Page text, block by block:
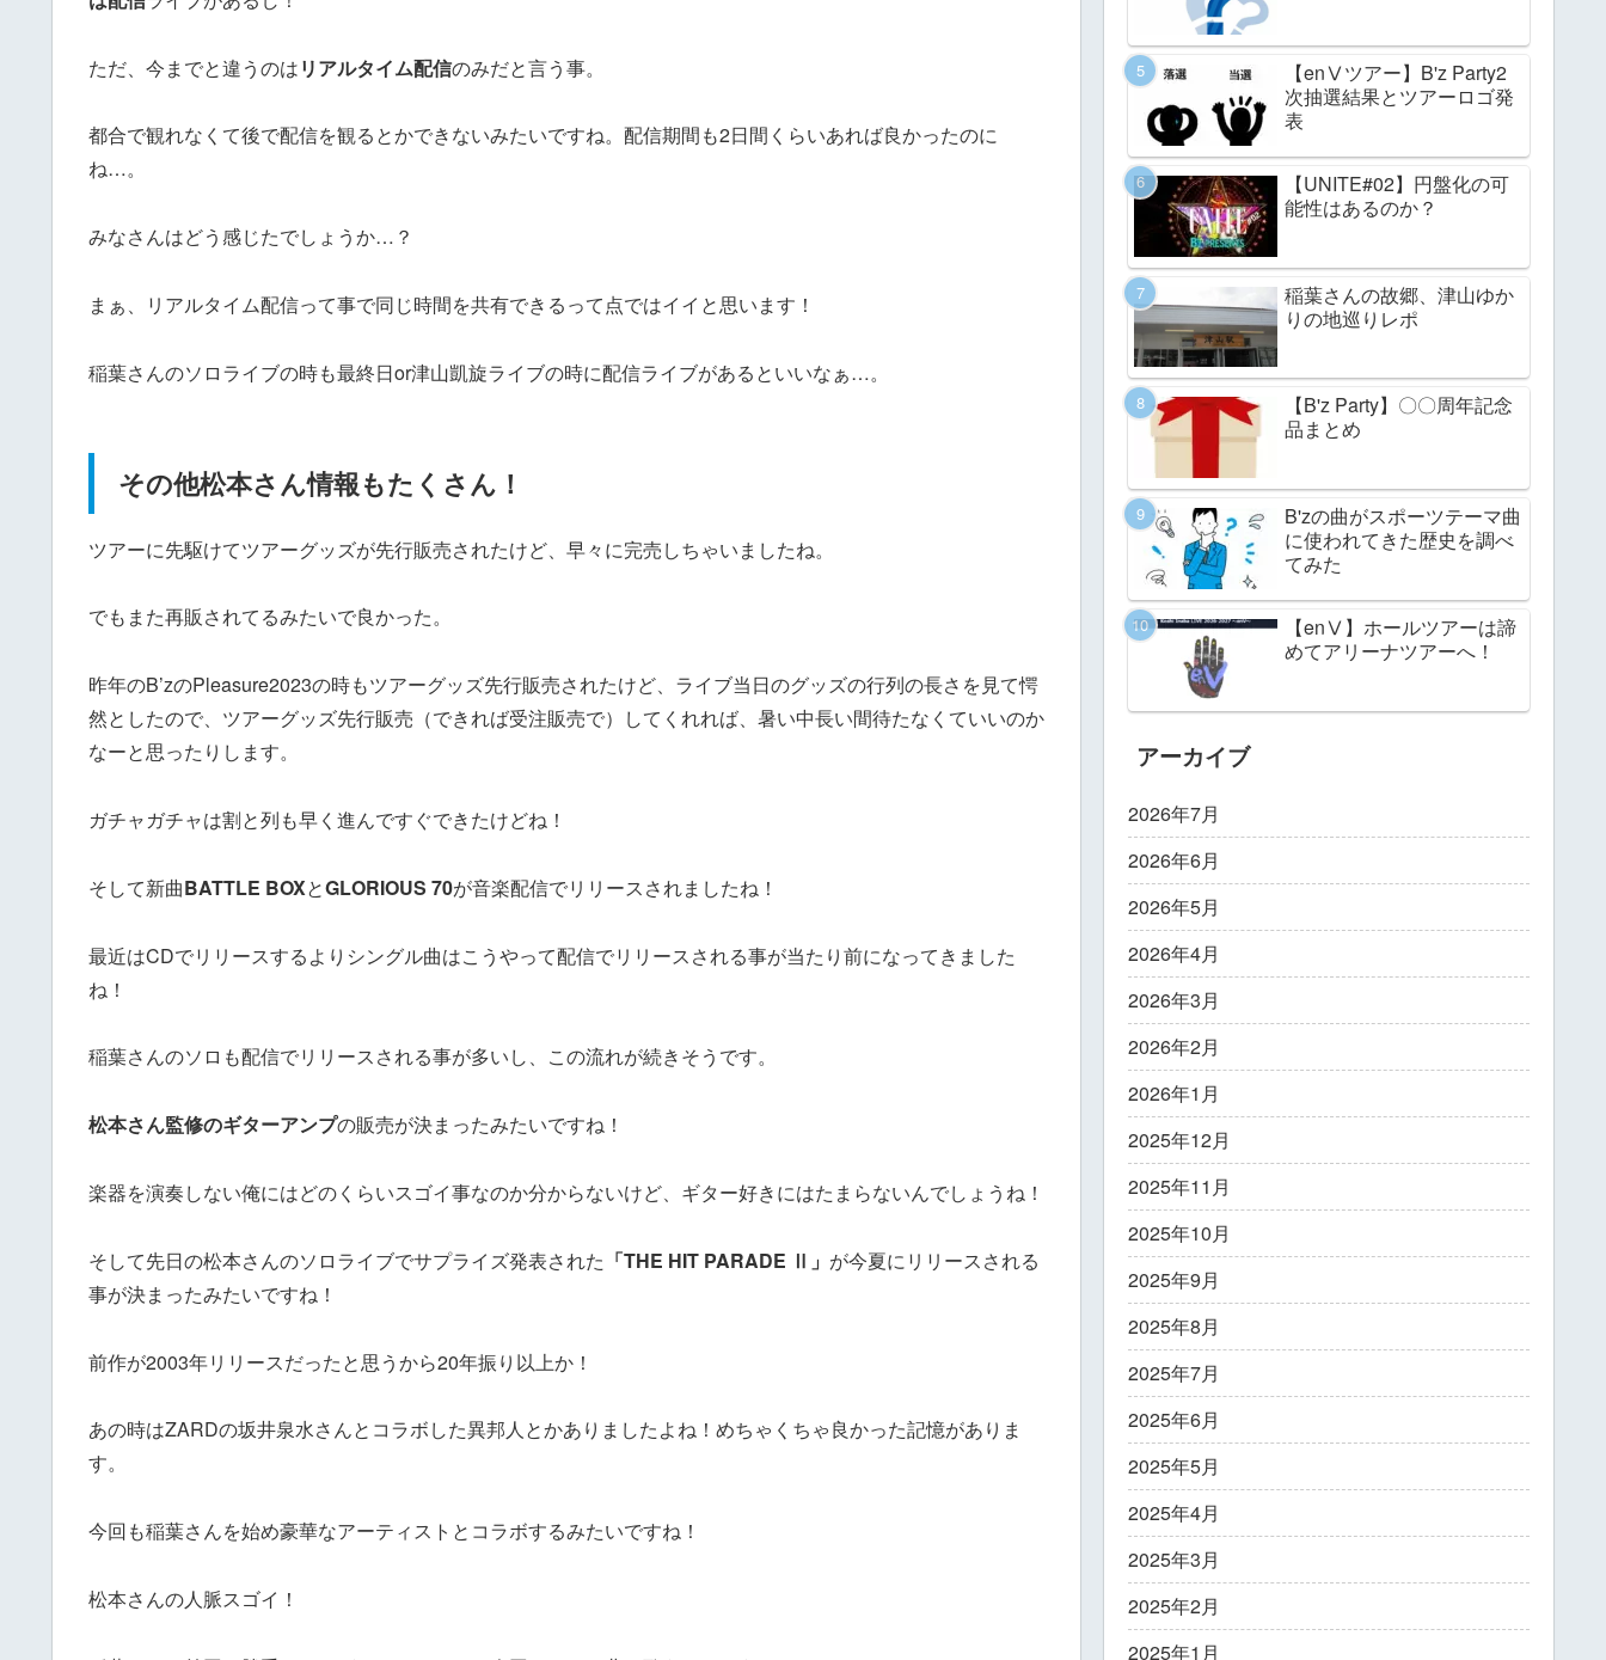
ただ、今までと違うのはリアルタイム配信のみだと言う事。
都合で観れなくて後で配信を観るとかできないみたいですね。配信期間も2日間くらいあれば良かったのに
ね…。
みなさんはどう感じたでしょうか…？
まぁ、リアルタイム配信って事で同じ時間を共有できるって点ではイイと思います！
稲葉さんのソロライブの時も最終日or津山凱旋ライブの時に配信ライブがあるといいなぁ…。
その他松本さん情報もたくさん！
ツアーに先駆けてツアーグッズが先行販売されたけど、早々に完売しちゃいましたね。
でもまた再販されてるみたいで良かった。
昨年のB’zのPleasure2023の時もツアーグッズ先行販売されたけど、ライブ当日のグッズの行列の長さを見て愕
然としたので、ツアーグッズ先行販売（できれば受注販売で）してくれれば、暑い中長い間待たなくていいのか
なーと思ったりします。
ガチャガチャは割と列も早く進んですぐできたけどね！
そして新曲BATTLE BOXとGLORIOUS 70が音楽配信でリリースされましたね！
最近はCDでリリースするよりシングル曲はこうやって配信でリリースされる事が当たり前になってきました
ね！
稲葉さんのソロも配信でリリースされる事が多いし、この流れが続きそうです。
松本さん監修のギターアンプの販売が決まったみたいですね！
楽器を演奏しない俺にはどのくらいスゴイ事なのか分からないけど、ギター好きにはたまらないんでしょうね！
そして先日の松本さんのソロライブでサプライズ発表された 「THE HIT PARADE Ⅱ」 が今夏にリリースされる
事が決まったみたいですね！
前作が2003年リリースだったと思うから20年振り以上か！
あの時はZARDの坂井泉水さんとコラボした異邦人とかありましたよね！めちゃくちゃ良かった記憶がありま
す。
今回も稲葉さんを始め豪華なアーティストとコラボするみたいですね！
松本さんの人脈スゴイ！
【enⅤツアー】B'z Party2
次抽選結果とツアーロゴ発
表
【UNITE#02】円盤化の可
能性はあるのか？
稲葉さんの故郷、津山ゆか
りの地巡りレポ
【B'z Party】〇〇周年記念
品まとめ
B'zの曲がスポーツテーマ曲
に使われてきた歴史を調べ
てみた
【enⅤ】ホールツアーは諦
めてアリーナツアーへ！
アーカイブ
2026年7月
2026年6月
2026年5月
2026年4月
2026年3月
2026年2月
2026年1月
2025年12月
2025年11月
2025年10月
2025年9月
2025年8月
2025年7月
2025年6月
2025年5月
2025年4月
2025年3月
2025年2月
2025年1月